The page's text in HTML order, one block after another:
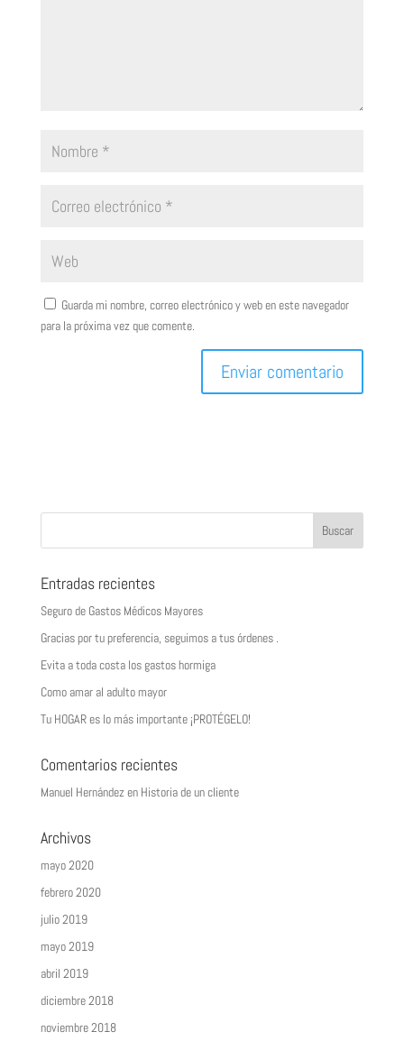
Guarda mi nombre, correo electrónico y web en este navegador
para la próxima vez que comente.
Entradas recientes
Seguro de Gastos Médicos Mayores
Gracias por tu preferencia, seguimos a tus órdenes .
Evita a toda costa los gastos hormiga
Como amar al adulto mayor
Tu HOGAR es lo más importante ¡PROTÉGELO!
Comentarios recientes
Manuel Hernándezen Historia de un cliente
Archivos
mayo 2020
febrero 2020
julio 2019
mayo 2019
abril 2019
diciembre 2018
noviembre 2018